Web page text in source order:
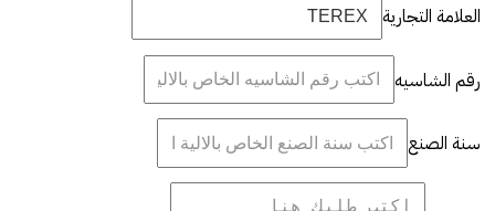
العلامة التجارية
رقم الشاسيه
سنة الصنع